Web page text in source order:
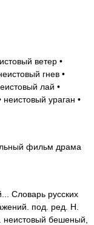
ветер •
гнев •
лай •
неистовый ураган •
фильм драма
Словарь русских
под. ред. Н.
бешеный,